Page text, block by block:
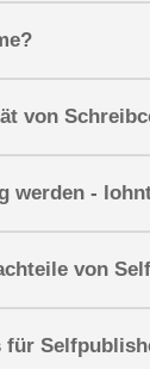
von
werden -
von
für